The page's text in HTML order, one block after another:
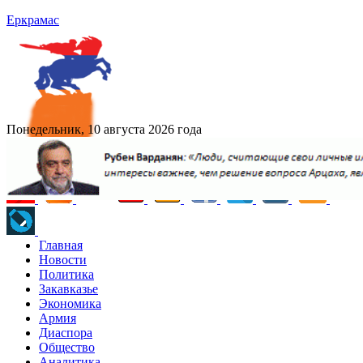
Еркрамас
Понедельник, 10 августа 2026 года
Главная
Новости
Политика
Закавказье
Экономика
Армия
Диаспора
Общество